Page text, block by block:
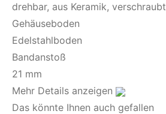
drehbar, aus Keramik, verschraubt
Gehäuseboden
Edelstahlboden
Bandanstoß
21 mm
Mehr Details anzeigen
Das könnte Ihnen auch gefallen